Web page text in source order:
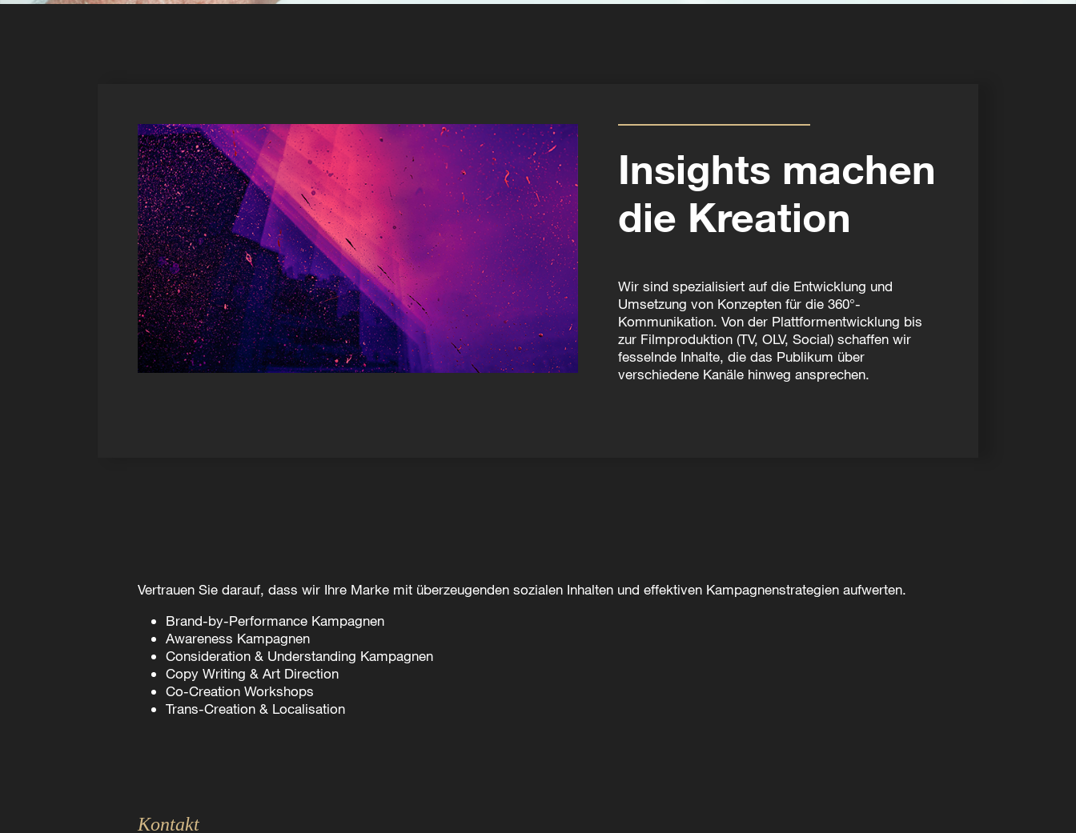
Insights machen
die Kreation
Wir sind spezialisiert auf die Entwicklung und
Umsetzung von Konzepten für die 360°-
Kommunikation. Von der Plattformentwicklung bis
zur Filmproduktion (TV, OLV, Social) schaffen wir
fesselnde Inhalte, die das Publikum über
verschiedene Kanäle hinweg ansprechen.
Vertrauen Sie darauf, dass wir Ihre Marke mit überzeugenden sozialen Inhalten und effektiven Kampagnenstrategien aufwerten.
Brand-by-Performance Kampagnen
Awareness Kampagnen
Consideration & Understanding Kampagnen
Copy Writing & Art Direction
Co-Creation Workshops
Trans-Creation & Localisation
Kontakt